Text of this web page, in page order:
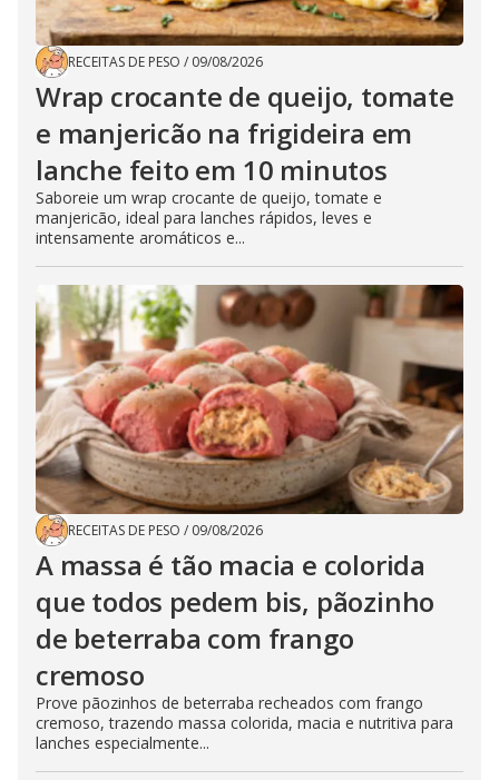
RECEITAS DE PESO / 09/08/2026
Wrap crocante de queijo, tomate
e manjericão na frigideira em
lanche feito em 10 minutos
Saboreie um wrap crocante de queijo, tomate e
manjericão, ideal para lanches rápidos, leves e
intensamente aromáticos e...
RECEITAS DE PESO / 09/08/2026
A massa é tão macia e colorida
que todos pedem bis, pãozinho
de beterraba com frango
cremoso
Prove pãozinhos de beterraba recheados com frango
cremoso, trazendo massa colorida, macia e nutritiva para
lanches especialmente...